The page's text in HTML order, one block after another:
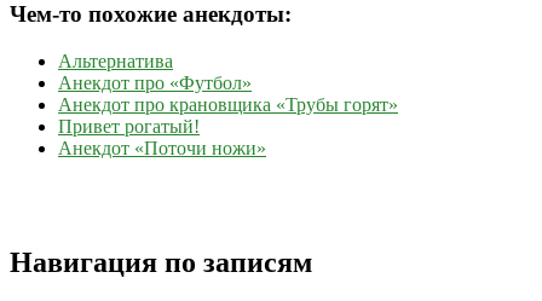
Чем-то похожие анекдоты:
Альтернатива
Анекдот про «Футбол»
Анекдот про крановщика «Трубы горят»
Привет рогатый!
Анекдот «Поточи ножи»
Навигация по записям